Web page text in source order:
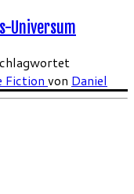
Universum
Fiction von Daniel